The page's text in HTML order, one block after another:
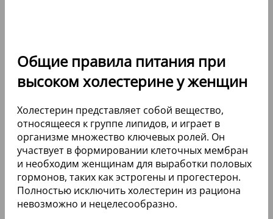
Общие правила питания при
высоком холестерине у женщин
Холестерин представляет собой вещество,
относящееся к группе липидов, и играет в
организме множество ключевых ролей. Он
участвует в формировании клеточных мембран
и необходим женщинам для выработки половых
гормонов, таких как эстрогены и прогестерон.
Полностью исключить холестерин из рациона
невозможно и нецелесообразно.